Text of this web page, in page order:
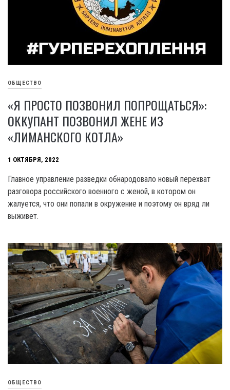
ОБЩЕСТВО
«Я ПРОСТО ПОЗВОНИЛ ПОПРОЩАТЬСЯ»:
ОККУПАНТ ПОЗВОНИЛ ЖЕНЕ ИЗ
«ЛИМАНСКОГО КОТЛА»
1 ОКТЯБРЯ, 2022
Главное управление разведки обнародовало новый перехват
разговора российского военного с женой, в котором он
жалуется, что они попали в окружение и поэтому он вряд ли
выживет.
ОБЩЕСТВО